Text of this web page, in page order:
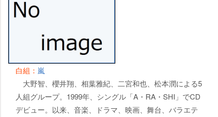
白組： 嵐
大野智、櫻井翔、相葉雅紀、二宮和也、松本潤による5
人組グループ。1999年、シングル「A・RA・SHI」でCD
デビュー。以来、音楽、ドラマ、映画、舞台、バラエテ